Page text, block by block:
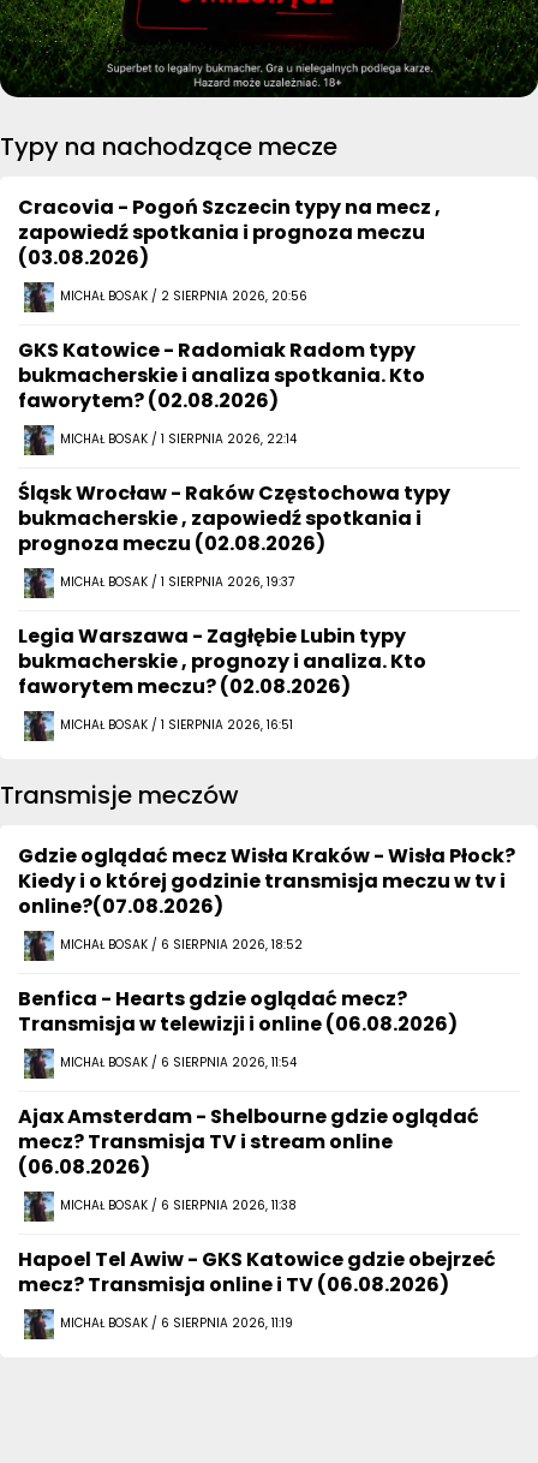
Typy na nachodzące mecze
Cracovia - Pogoń Szczecin typy na mecz ,
zapowiedź spotkania i prognoza meczu
(03.08.2026)
MICHAŁ BOSAK / 2 SIERPNIA 2026, 20:56
GKS Katowice - Radomiak Radom typy
bukmacherskie i analiza spotkania. Kto
faworytem? (02.08.2026)
MICHAŁ BOSAK / 1 SIERPNIA 2026, 22:14
Śląsk Wrocław - Raków Częstochowa typy
bukmacherskie , zapowiedź spotkania i
prognoza meczu (02.08.2026)
MICHAŁ BOSAK / 1 SIERPNIA 2026, 19:37
Legia Warszawa - Zagłębie Lubin typy
bukmacherskie , prognozy i analiza. Kto
faworytem meczu? (02.08.2026)
MICHAŁ BOSAK / 1 SIERPNIA 2026, 16:51
Transmisje meczów
Gdzie oglądać mecz Wisła Kraków - Wisła Płock?
Kiedy i o której godzinie transmisja meczu w tv i
online?(07.08.2026)
MICHAŁ BOSAK / 6 SIERPNIA 2026, 18:52
Benfica - Hearts gdzie oglądać mecz?
Transmisja w telewizji i online (06.08.2026)
MICHAŁ BOSAK / 6 SIERPNIA 2026, 11:54
Ajax Amsterdam - Shelbourne gdzie oglądać
mecz? Transmisja TV i stream online
(06.08.2026)
MICHAŁ BOSAK / 6 SIERPNIA 2026, 11:38
Hapoel Tel Awiw - GKS Katowice gdzie obejrzeć
mecz? Transmisja online i TV (06.08.2026)
MICHAŁ BOSAK / 6 SIERPNIA 2026, 11:19